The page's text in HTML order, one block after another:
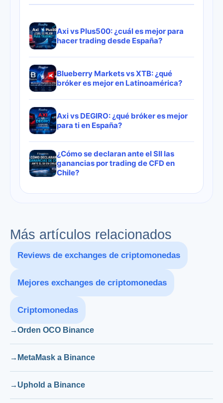
Axi vs Plus500: ¿cuál es mejor para
hacer trading desde España?
Blueberry Markets vs XTB: ¿qué
bróker es mejor en Latinoamérica?
Axi vs DEGIRO: ¿qué bróker es mejor
para ti en España?
¿Cómo se declaran ante el SII las
ganancias por trading de CFD en
Chile?
Más artículos relacionados
Reviews de exchanges de criptomonedas
Mejores exchanges de criptomonedas
Criptomonedas
Orden OCO Binance
MetaMask a Binance
Uphold a Binance